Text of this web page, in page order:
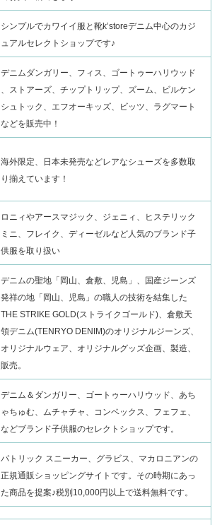
シンプルでカワイイ服と靴k’storeデニム中心のカジ
ュアルセレクトショップです♪
デニムダンガリー、フィス、ゴートゥーハリウッド
、ストアーズ、チップトリップ、ズーム、ビルケン
シュトック、エフオーキッズ、ビッツ、ラグマート
などを販売中！
海外限定、日本未発売などレアなシューズを多数取
り揃えています！
ロニィやアースマジック、ジェニィ、ヒステリック
ミニ、フレイク、ディーゼルなど人気のブランド子
供服を取り扱い
デニムの聖地「岡山、倉敷、児島」、国産ジーンズ
発祥の地「岡山、児島」の職人の技術を結集した
THE STRIKE GOLD(ストライクゴールド)、倉敷天
領デニム(TENRYO DENIM)のオリジナルジーンズ、
オリジナルウェア、オリジナルグッズ企画、製造、
販売。
デニム＆ダンガリー、ゴートゥーハリウッド、あち
ゃちゅむ、ムチャチャ、コンベックス、フェフェ、
などブランド子供服のセレクトショップです。
パトリック スニーカー、グラビス、マカロニアンの
正規通販ショッピングサイトです。その時期にあっ
た商品を提案♪税別10,000円以上で送料無料です。